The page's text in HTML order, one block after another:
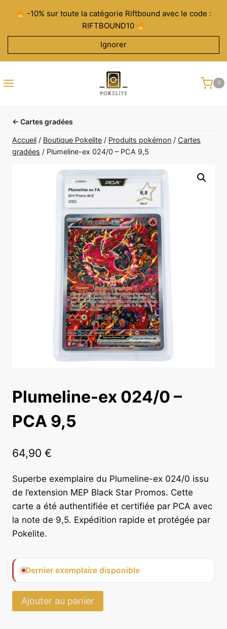
contenu
-10% sur toute la catégorie Riftbound avec le code :
RIFTBOUND10
Ignorer
0
← Cartes gradées
Accueil / Boutique Pokelite / Produits pokémon / Cartes
gradées / Plumeline-ex 024/0 – PCA 9,5
Plumeline-ex 024/0 –
PCA 9,5
64,90 €
Superbe exemplaire du Plumeline-ex 024/0 issu
de l’extension MEP Black Star Promos. Cette
carte a été authentifiée et certifiée par PCA avec
la note de 9,5. Expédition rapide et protégée par
Pokelite.
Dernier exemplaire disponible
quantité
de
Ajouter au panier